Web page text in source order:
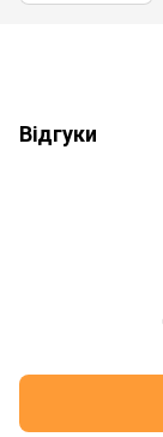
Відгуки